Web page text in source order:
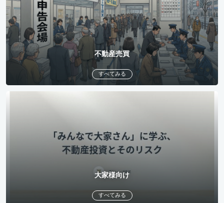
不動産売買
すべてみる
大家様向け
すべてみる